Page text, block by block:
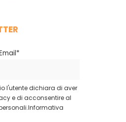
l'utente dichiara di aver
e di acconsentire al
Informativa